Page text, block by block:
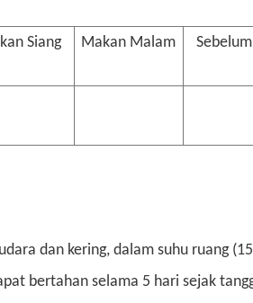
Siang Makan Malam
dan kering, dalam suhu ruang
bertahan selama 5 hari sejak